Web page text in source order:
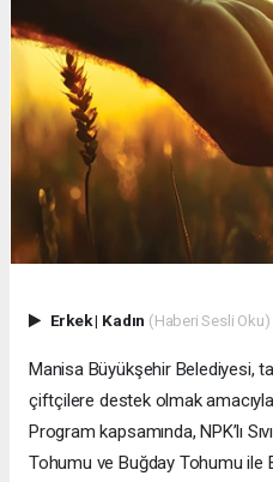
Erkek| Kadın (Haberi Sesli Oku)
Manisa Büyükşehir Belediyesi,
çiftçilere destek olmak
Program kapsamında, NPK’lı
Tohumu ve Buğday Tohumu ile